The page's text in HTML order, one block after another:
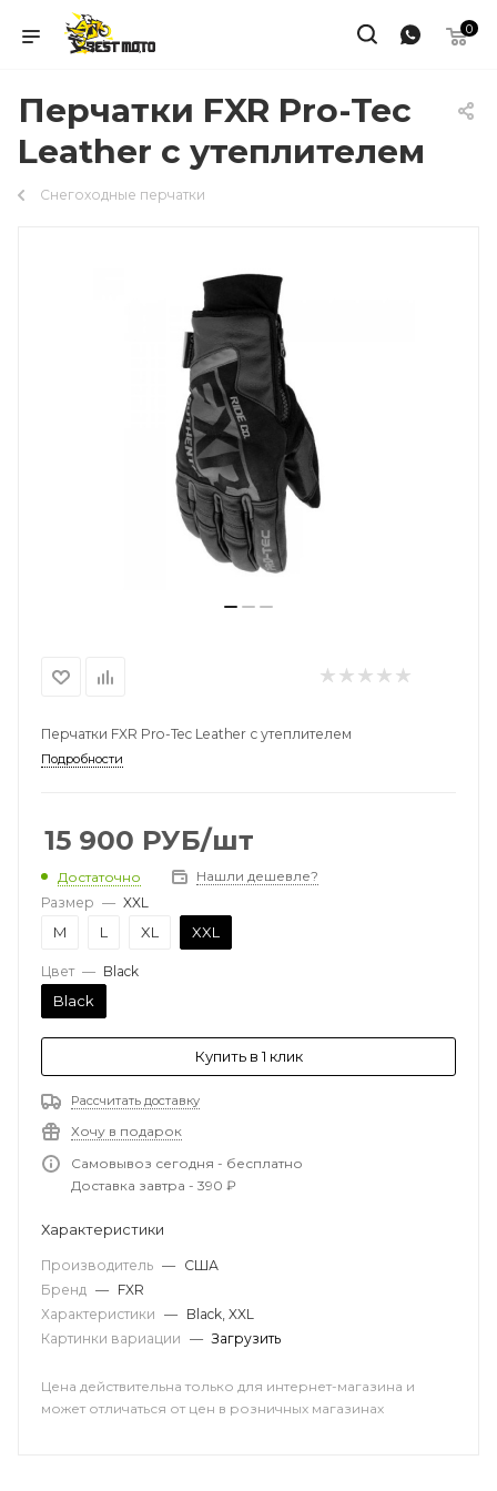
0
Перчатки FXR Pro-Tec
Leather с утеплителем
Снегоходные перчатки
Перчатки FXR Pro-Tec Leather с утеплителем
Подробности
15 900 РУБ/шт
Достаточно
Нашли дешевле?
Размер — XXL
M L XL XXL
Цвет — Black
Black
Купить в 1 клик
Рассчитать доставку
Хочу в подарок
Самовывоз сегодня - бесплатно
Доставка завтра - 390 ₽
Характеристики
Производитель — США
Бренд — FXR
Характеристики — Black, XXL
Картинки вариации — Загрузить
Цена действительна только для интернет-магазина и
может отличаться от цен в розничных магазинах